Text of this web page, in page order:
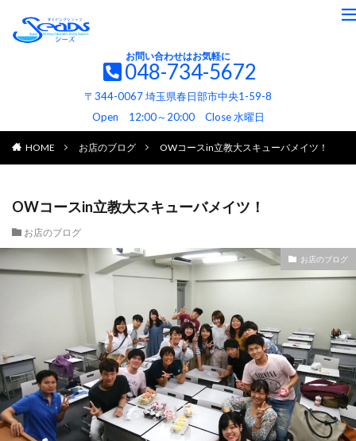
お問い合わせはお気軽に
048-734-5672
〒344-0067 埼玉県春日部市中央1-59-8
Open 12:00～20:00 Close 水曜日
HOME お店のブログ OWコースin立教大スキューバメイツ！
OWコースin立教大スキューバメイツ！
お店のブログ
お店のブログ